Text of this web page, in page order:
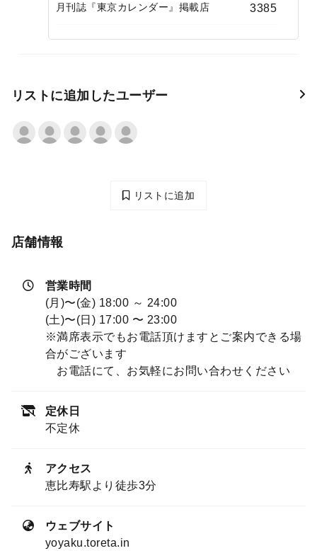
月刊誌『東京カレンダー』掲載店 3385
リストに追加したユーザー
リストに追加
店舗情報
営業時間
(月)〜(金) 18:00 ～ 24:00
(土)〜(日) 17:00 〜 23:00
※満席表示でもお電話頂けますとご案内できる場
合がございます
お電話にて、お気軽にお問い合わせください
定休日
不定休
アクセス
恵比寿駅より徒歩3分
ウェブサイト
yoyaku.toreta.in